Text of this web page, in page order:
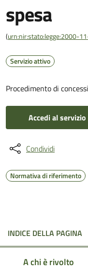
spesa
(urn:nir:stato:legge:2000-
Servizio attivo
Procedimento di
Accedi al servizio
Condividi
Normativa di riferimento
INDICE DELLA PAGINA
A chi è rivolto